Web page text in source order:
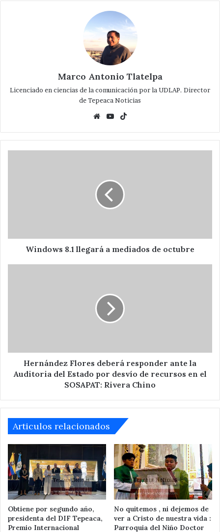
Marco Antonio Tlatelpa
Licenciado en ciencias de la comunicación por la UDLAP. Director
de Tepeaca Noticias
WebsiteYouTube
Windows 8.1 llegará a mediados de octubre
Estado
desvío
en
SOSAPAT:
Rivera
Chino
Hernández Flores deberá responder ante la
Auditoria del Estado por desvío de recursos en el
SOSAPAT: Rivera Chino
Articulos relacionados
Obtiene por segundo año,
presidenta del DIF Tepeaca,
Premio Internacional
No quitemos , ni dejemos de
ver a Cristo de nuestra vida :
Parroquia del Niño Doctor